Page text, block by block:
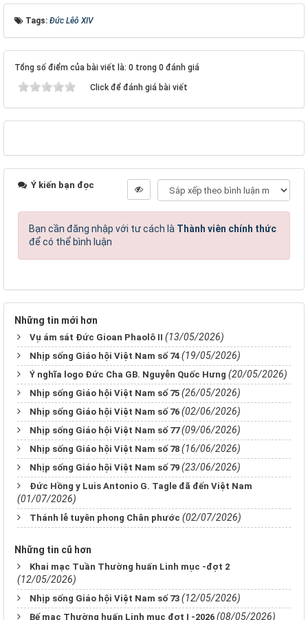
Tags: Đức Lêô XIV
Tổng số điểm của bài viết là: 0 trong 0 đánh giá
Click để đánh giá bài viết
Ý kiến bạn đọc
Bạn cần đăng nhập với tư cách là Thành viên chính thức
để có thể bình luận
Những tin mới hơn
Vụ ám sát Đức Gioan Phaolô II (13/05/2026)
Nhịp sống Giáo hội Việt Nam số 74 (19/05/2026)
Ý nghĩa logo Đức Cha GB. Nguyễn Quốc Hưng (20/05/2026)
Nhịp sống Giáo hội Việt Nam số 75 (26/05/2026)
Nhịp sống Giáo hội Việt Nam số 76 (02/06/2026)
Nhịp sống Giáo hội Việt Nam số 77 (09/06/2026)
Nhịp sống Giáo hội Việt Nam số 78 (16/06/2026)
Nhịp sống Giáo hội Việt Nam số 79 (23/06/2026)
Đức Hồng y Luis Antonio G. Tagle đã đến Việt Nam
(01/07/2026)
Thánh lễ tuyên phong Chân phước (02/07/2026)
Những tin cũ hơn
Khai mạc Tuần Thường huấn Linh mục -đợt 2
(12/05/2026)
Nhịp sống Giáo hội Việt Nam số 73 (12/05/2026)
Bế mạc Thường huấn Linh mục đợt I -2026 (08/05/2026)